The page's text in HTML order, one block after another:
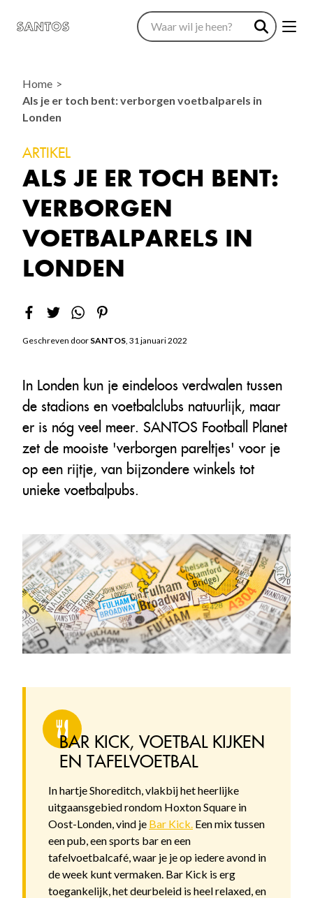
Home
Als je er toch bent: verborgen voetbalparels in
Londen
ARTIKEL
ALS JE ER TOCH BENT:
VERBORGEN
VOETBALPARELS IN
LONDEN
Geschreven door SANTOS, 31 januari 2022
In Londen kun je eindeloos verdwalen tussen
de stadions en voetbalclubs natuurlijk, maar
er is nóg veel meer. SANTOS Football Planet
zet de mooiste 'verborgen pareltjes' voor je
op een rijtje, van bijzondere winkels tot
unieke voetbalpubs.
BAR KICK, VOETBAL KIJKEN
EN TAFELVOETBAL
In hartje Shoreditch, vlakbij het heerlijke
uitgaansgebied rondom Hoxton Square in
Oost-Londen, vind je Bar Kick. Een mix tussen
een pub, een sports bar en een
tafelvoetbalcafé, waar je je op iedere avond in
de week kunt vermaken. Bar Kick is erg
toegankelijk, het deurbeleid is heel relaxed, en